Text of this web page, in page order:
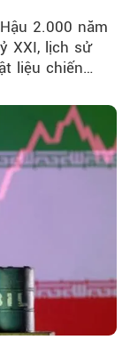
2.000 năm
XXI, lịch sử
liệu chiến